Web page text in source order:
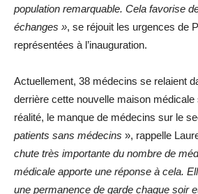
population remarquable. Cela favorise
échanges », se réjouit les urgences de
représentées à l’inauguration.
Actuellement, 38 médecins se relaient
derrière cette nouvelle maison
réalité, le manque de médecins sur le
patients sans médecins », rappelle
chute très importante du nombre de
médicale apporte une réponse à cela.
une permanence de garde chaque soir